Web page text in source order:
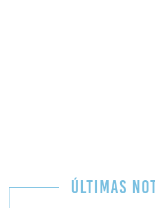
ÚLTIMAS